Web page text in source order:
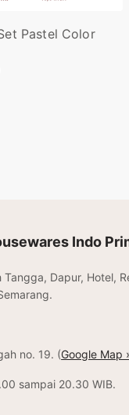
Pastel Color
Indo
Tangga, Dapur, Hotel,
no. 19. (Google Map
sampai 20.30 WIB.